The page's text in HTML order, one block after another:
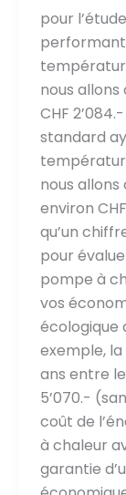
pour
nous
CHF
standard
nous
environ
qu’un
pour
pompe à
vos
écologique
exemple,
ans entre
5’070.-
coût de
à chaleur
garantie